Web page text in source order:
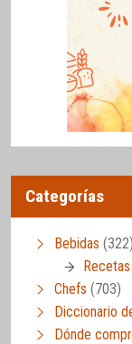
Categorías
Bebidas (322)
Chefs (703)
Diccionario
Dónde